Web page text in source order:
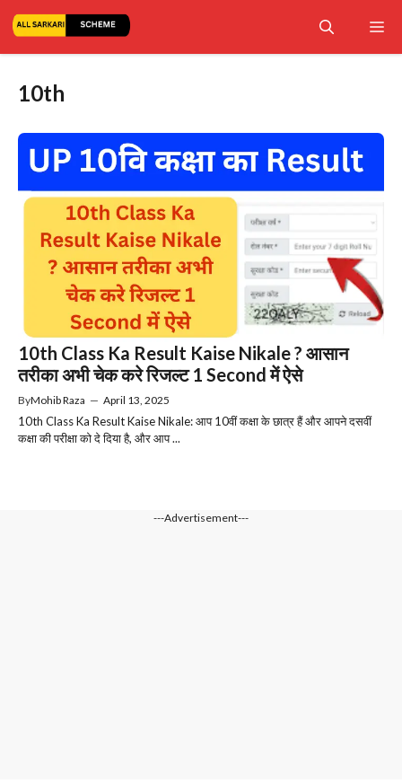
10th
10th Class Ka Result Kaise Nikale ? आसान
तरीका अभी चेक करे रिजल्ट 1 Second में ऐसे
ByMohib Raza — April 13, 2025
10th Class Ka Result Kaise Nikale: आप 10वीं कक्षा के छात्र हैं और आपने दसवीं
कक्षा की परीक्षा को दे दिया है, और आप ...
---Advertisement---